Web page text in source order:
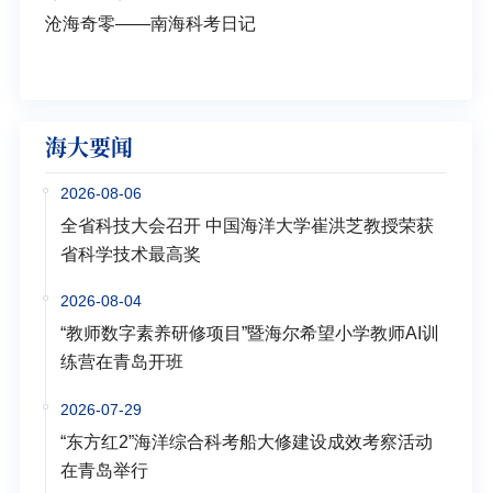
沧海奇零——南海科考日记
海大要闻
2026-08-06
全省科技大会召开 中国海洋大学崔洪芝教授荣获
省科学技术最高奖
2026-08-04
“教师数字素养研修项目”暨海尔希望小学教师AI训
练营在青岛开班
2026-07-29
“东方红2”海洋综合科考船大修建设成效考察活动
在青岛举行